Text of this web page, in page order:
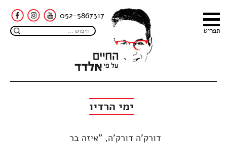
052-5867317
ימי הרדיו
דורק'ה דורק'ה, "איזה בר
תפריט